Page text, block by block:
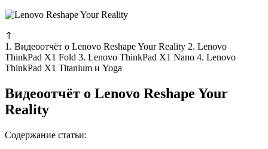
⇑
1. Видеоотчёт о Lenovo Reshape Your Reality 2. Lenovo
ThinkPad X1 Fold 3. Lenovo ThinkPad X1 Nano 4. Lenovo
ThinkPad X1 Titanium и Yoga
Видеоотчёт о Lenovo Reshape Your
Reality
Содержание статьи: